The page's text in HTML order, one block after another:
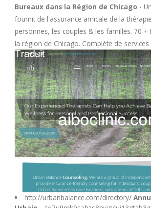
K
M
N
O
P
R
Bureaux dans la Région de Chicago -
fournit de l'assurance amicale de la
personnes, les couples & les familles. 70 +
la région de Chicago. Complète de
http://urbanbalance.com/directory/